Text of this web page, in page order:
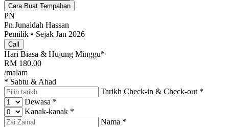
Cara Buat Tempahan
PN
Pn.Junaidah Hassan
Pemilik • Sejak Jan 2026
Call
Hari Biasa & Hujung Minggu*
RM 180.00
/malam
* Sabtu & Ahad
Tarikh Check-in & Check-out *
Dewasa *
Kanak-kanak *
Nama *